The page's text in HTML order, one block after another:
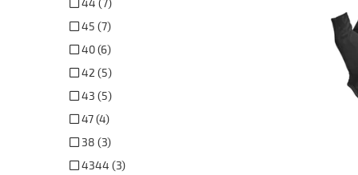
44 (7)
45 (7)
40 (6)
42 (5)
43 (5)
47 (4)
38 (3)
4344 (3)